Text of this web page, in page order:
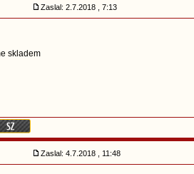
Zaslal: 2.7.2018 , 7:13
skladem
Zaslal: 4.7.2018 , 11:48